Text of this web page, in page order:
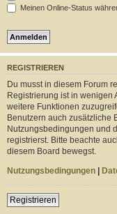
Meinen Online-Status
REGISTRIEREN
Du musst in diesem Forum
Registrierung ist in wenigen
weitere Funktionen
Benutzern auch zusätzliche
Nutzungsbedingungen und
registrierst. Bitte beachte
diesem Board bewegst.
Nutzungsbedingungen |
Registrieren